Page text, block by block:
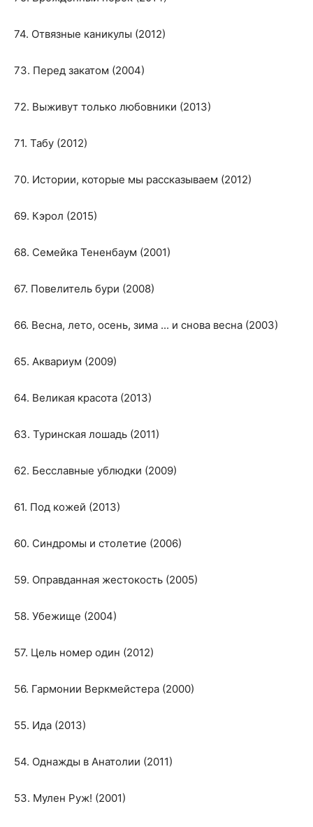
74. Отвязные каникулы (2012)
73. Перед закатом (2004)
72. Выживут только любовники (2013)
71. Табу (2012)
70. Истории, которые мы рассказываем (2012)
69. Кэрол (2015)
68. Семейка Тененбаум (2001)
67. Повелитель бури (2008)
66. Весна, лето, осень, зима ... и снова весна (2003)
65. Аквариум (2009)
64. Великая красота (2013)
63. Туринская лошадь (2011)
62. Бесславные ублюдки (2009)
61. Под кожей (2013)
60. Синдромы и столетие (2006)
59. Оправданная жестокость (2005)
58. Убежище (2004)
57. Цель номер один (2012)
56. Гармонии Веркмейстера (2000)
55. Ида (2013)
54. Однажды в Анатолии (2011)
53. Мулен Руж! (2001)